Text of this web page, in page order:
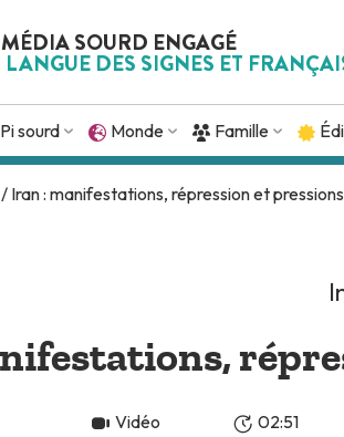
SOURD ENGAGÉ
LANGUE DES SIGNES ET
Pi sourd Monde Famille
/ Iran : manifestations, répression et
Vidéo 02:51